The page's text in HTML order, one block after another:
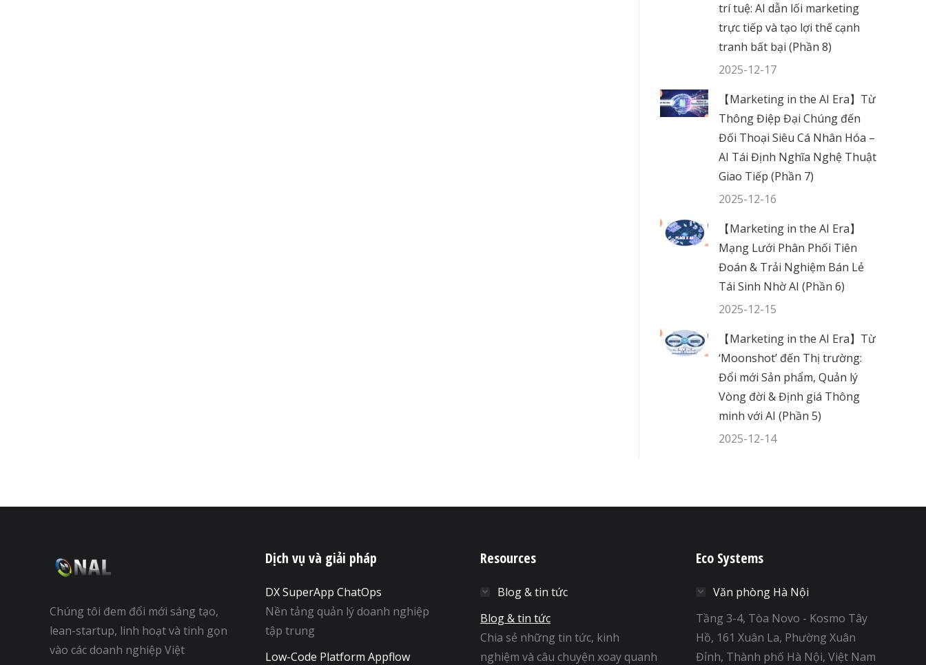
trí tuệ: AI dẫn lối marketing
trực tiếp và tạo lợi thế cạnh
tranh bất bại (Phần 8)
2025-12-17
【Marketing in the AI Era】Từ
Thông Điệp Đại Chúng đến
Đối Thoại Siêu Cá Nhân Hóa –
AI Tái Định Nghĩa Nghệ Thuật
Giao Tiếp (Phần 7)
2025-12-16
【Marketing in the AI Era】
Mạng Lưới Phân Phối Tiên
Đoán & Trải Nghiệm Bán Lẻ
Tái Sinh Nhờ AI (Phần 6)
2025-12-15
【Marketing in the AI Era】Từ
‘Moonshot’ đến Thị trường:
Đổi mới Sản phẩm, Quản lý
Vòng đời & Định giá Thông
minh với AI (Phần 5)
2025-12-14
Chúng tôi đem đổi mới sáng tạo,
lean-startup, linh hoạt và tinh gọn
vào các doanh nghiệp Việt
Dịch vụ và giải pháp
DX SuperApp ChatOps
Nền tảng quản lý doanh nghiệp
tập trung
Low-Code Platform Appflow
Resources
Blog & tin tức
Blog & tin tức
Chia sẻ những tin tức, kinh
nghiệm và câu chuyện xoay quanh
Eco Systems
Văn phòng Hà Nội
Tầng 3-4, Tòa Novo - Kosmo Tây
Hồ, 161 Xuân La, Phường Xuân
Đỉnh, Thành phố Hà Nội, Việt Nam